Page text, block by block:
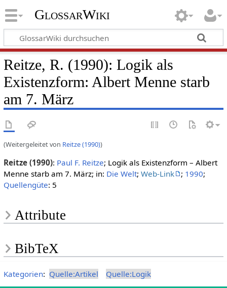
GlossarWiki
Reitze, R. (1990): Logik als
Existenzform: Albert Menne starb
am 7. März
(Weitergeleitet von Reitze (1990))
Reitze (1990): Paul F. Reitze; Logik als Existenzform – Albert
Menne starb am 7. März; in: Die Welt; Web-Link ; 1990;
Quellengüte: 5
Attribute
BibTeX
Kategorien: Quelle:Artikel Quelle:Logik